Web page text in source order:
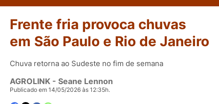
Frente fria provoca chuvas
em São Paulo e Rio de Janeiro
Chuva retorna ao Sudeste no fim de semana
AGROLINK - Seane Lennon
Publicado em 14/05/2026 às 12:35h.